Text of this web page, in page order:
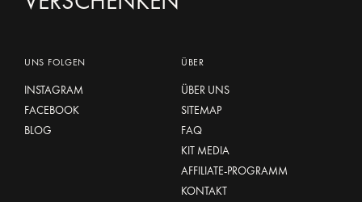
UNS FOLGEN
INSTAGRAM
FACEBOOK
BLOG
ÜBER
ÜBER UNS
SITEMAP
FAQ
KIT MEDIA
AFFILIATE-PROGRAMM
KONTAKT